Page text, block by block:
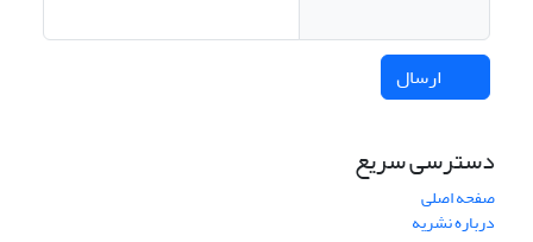
ارسال
دسترسی سریع
صفحه اصلی
درباره نشریه